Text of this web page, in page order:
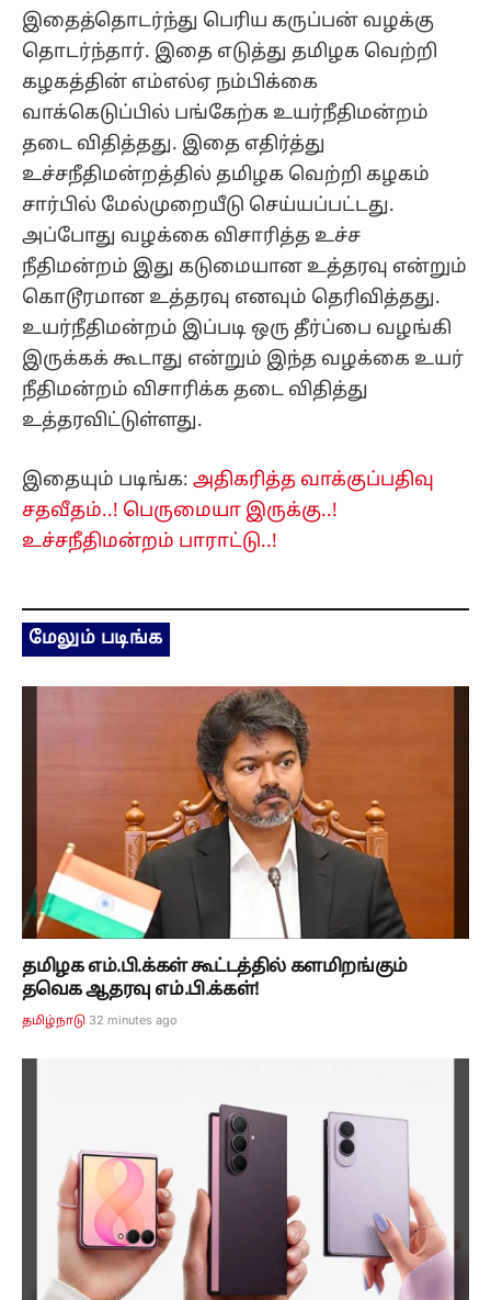
இதைத்தொடர்ந்து பெரிய கருப்பன் வழக்கு
தொடர்ந்தார். இதை எடுத்து தமிழக வெற்றி
கழகத்தின் எம்எல்ஏ நம்பிக்கை
வாக்கெடுப்பில் பங்கேற்க உயர்நீதிமன்றம்
தடை விதித்தது. இதை எதிர்த்து
உச்சநீதிமன்றத்தில் தமிழக வெற்றி கழகம்
சார்பில் மேல்முறையீடு செய்யப்பட்டது.
அப்போது வழக்கை விசாரித்த உச்ச
நீதிமன்றம் இது கடுமையான உத்தரவு என்றும்
கொடூரமான உத்தரவு எனவும் தெரிவித்தது.
உயர்நீதிமன்றம் இப்படி ஒரு தீர்ப்பை வழங்கி
இருக்கக் கூடாது என்றும் இந்த வழக்கை உயர்
நீதிமன்றம் விசாரிக்க தடை விதித்து
உத்தரவிட்டுள்ளது.
இதையும் படிங்க: அதிகரித்த வாக்குப்பதிவு
சதவீதம்..! பெருமையா இருக்கு..!
உச்சநீதிமன்றம் பாராட்டு..!
மேலும் படிங்க
தமிழக எம்.பி.க்கள் கூட்டத்தில் களமிறங்கும்
தவெக ஆதரவு எம்.பி.க்கள்!
தமிழ்நாடு 32 minutes ago